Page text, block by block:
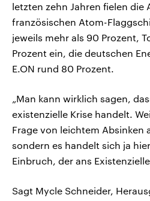
letzten zehn Jahren fielen die
französischen Atom-
jeweils mehr als 90 Prozent,
Prozent ein, die deutschen
E.ON rund 80 Prozent.
„Man kann wirklich sagen,
existenzielle Krise handelt.
Frage von leichtem Absinken
sondern es handelt sich ja
Einbruch, der ans
Sagt Mycle Schneider,